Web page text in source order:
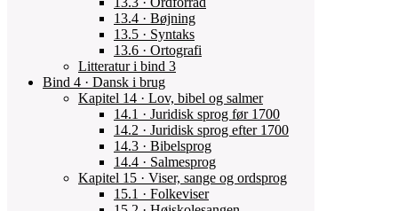
13.4 · Bøjning
13.5 · Syntaks
13.6 · Ortografi
Litteratur i bind 3
Bind 4 · Dansk i brug
Kapitel 14 · Lov, bibel og salmer
14.1 · Juridisk sprog før 1700
14.2 · Juridisk sprog efter 1700
14.3 · Bibelsprog
14.4 · Salmesprog
Kapitel 15 · Viser, sange og ordsprog
15.1 · Folkeviser